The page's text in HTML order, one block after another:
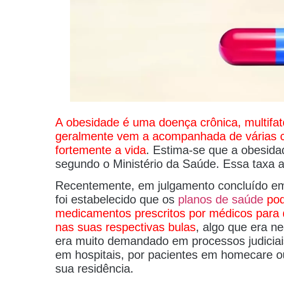
A obesidade é uma doença crônica,
geralmente vem a acompanhada de várias
fortemente a vida. Estima-se que a
segundo o Ministério da Saúde. Essa taxa
Recentemente, em julgamento concluído
foi estabelecido que os planos de saúde
medicamentos prescritos por médicos
nas suas respectivas bulas, algo que era
era muito demandado em processos
em hospitais, por pacientes em homecare
sua residência.